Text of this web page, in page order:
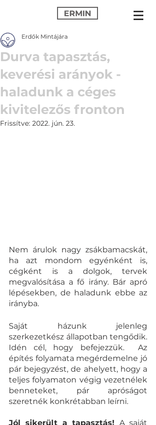
ERMIN
Durva tapasztás,
keverési arányok -
haladunk a céges
kivitelezős fronton
Erdők Mintájára
Frissítve: 2022. jún. 23.
Nem árulok nagy zsákbamacskát,
ha azt mondom egyénként is,
cégként is a dolgok, tervek
megvalósítása a fő irány. Bár apró
lépésekben, de haladunk ebbe az
irányba.
Saját házunk jelenleg
szerkezetkész állapotban tengődik.
Idén cél, hogy befejezzük.  Az
építés folyamata megérdemelne jó
pár bejegyzést, de ahelyett, hogy a
teljes folyamaton végig vezetnélek
benneteket, pár apróságot
szeretnék konkrétabban leírni.
Jól sikerült a tapasztás! A saját